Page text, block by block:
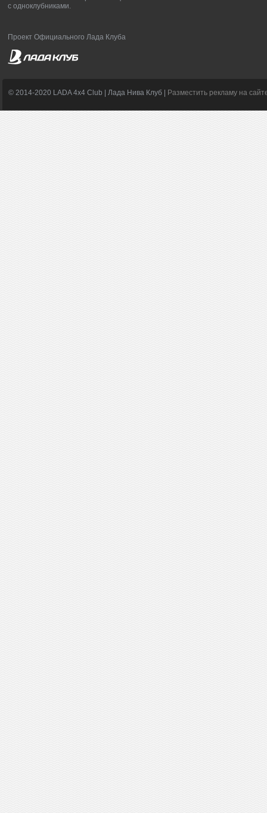
с одноклубниками.
Проект Официального Лада Клуба
© 2014-2020 LADA 4x4 Club | Лада Нива Клуб | Разместить рекламу на